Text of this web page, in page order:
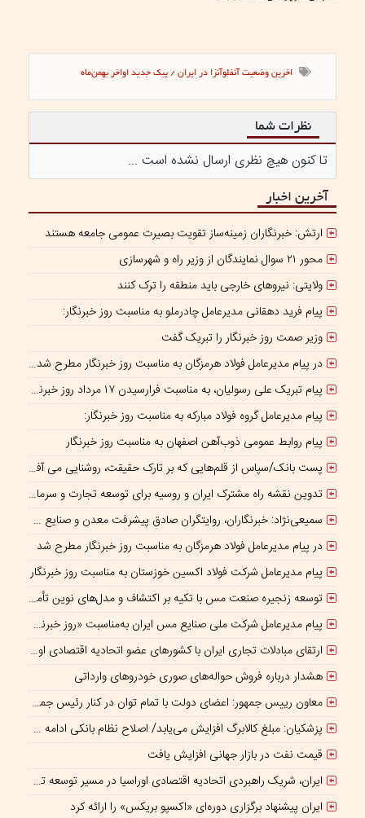
اخرین وضعیت آنفلوآنزا در ایران / پیک جدید اواخر بهمن‌ماه
نظرات شما
تا کنون هیچ نظری ارسال نشده است ...
آخرین اخبار
ارتش: خبرنگاران زمینه‌ساز تقویت بصیرت عمومی جامعه هستند
محور ۲۱ سوال نمایندگان از وزیر راه و شهرسازی
ولایتی: نیروهای خارجی باید منطقه را ترک کنند
پیام فرید دهقانی مدیرعامل چادرملو به مناسبت روز خبرنگار:
وزیر صمت روز خبرنگار را تبریک گفت
در پیام مدیرعامل فولاد هرمزگان به مناسبت روز خبرنگار مطرح شد؛ همراهی رسانه با جهاد تولید، سرمایه‌ای برای پیشرفت کشور است
پیام تبریک علی رسولیان، به مناسبت فرارسیدن ۱۷ مرداد روز خبرنگار
پیام مدیرعامل گروه فولاد مبارکه به مناسبت روز خبرنگار:
پیام روابط عمومی ذوب‌آهن اصفهان به مناسبت روز خبرنگار
پست بانک/سپاس از قلم‌هایی که بر تارک حقیقت، روشنایی می‌ آفرینند
تدوین نقشه راه مشترک ایران و روسیه برای توسعه تجارت و سرمایه‌گذاری صنعتی
سمیعی‌نژاد: خبرنگاران، روایتگران صادق پیشرفت معدن و صنایع معدنی هستند
در پیام مدیرعامل فولاد هرمزگان به مناسبت روز خبرنگار مطرح شد
پیام مدیرعامل شرکت فولاد اکسین خوزستان به مناسبت روز خبرنگار
توسعه زنجیره صنعت مس با تکیه بر اکتشاف و مدل‌های نوین تأمین مالی
پیام مدیرعامل شرکت ملی صنایع مس ایران به‌مناسبت «روز خبرنگار»
ارتقای مبادلات تجاری ایران با کشورهای عضو اتحادیه اقتصادی اوراسیا
هشدار درباره فروش حواله‌های صوری خودروهای وارداتی
معاون رییس جمهور: اعضای دولت با تمام توان در کنار رئیس جمهوری برای ایران ایستاده‌اند
پزشکیان: مبلغ کالابرگ افزایش می‌یابد/ اصلاح نظام بانکی ادامه دارد
قیمت نفت در بازار جهانی افزایش یافت
ایران، شریک راهبردی اتحادیه اقتصادی اوراسیا در مسیر توسعه تجارت و همگرایی منطقه‌ای
ایران پیشنهاد برگزاری دوره‌ای «اکسپو بریکس» را ارائه کرد